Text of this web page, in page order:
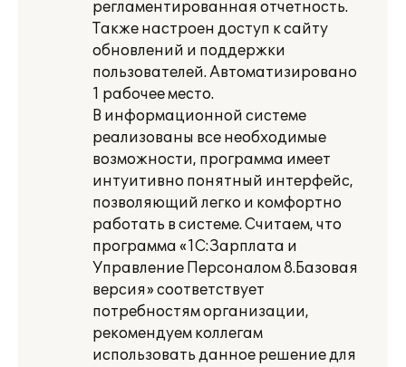
регламентированная отчетность.
Также настроен доступ к сайту
обновлений и поддержки
пользователей. Автоматизировано
1 рабочее место.
В информационной системе
реализованы все необходимые
возможности, программа имеет
интуитивно понятный интерфейс,
позволяющий легко и комфортно
работать в системе. Считаем, что
программа «1С:Зарплата и
Управление Персоналом 8.Базовая
версия» соответствует
потребностям организации,
рекомендуем коллегам
использовать данное решение для